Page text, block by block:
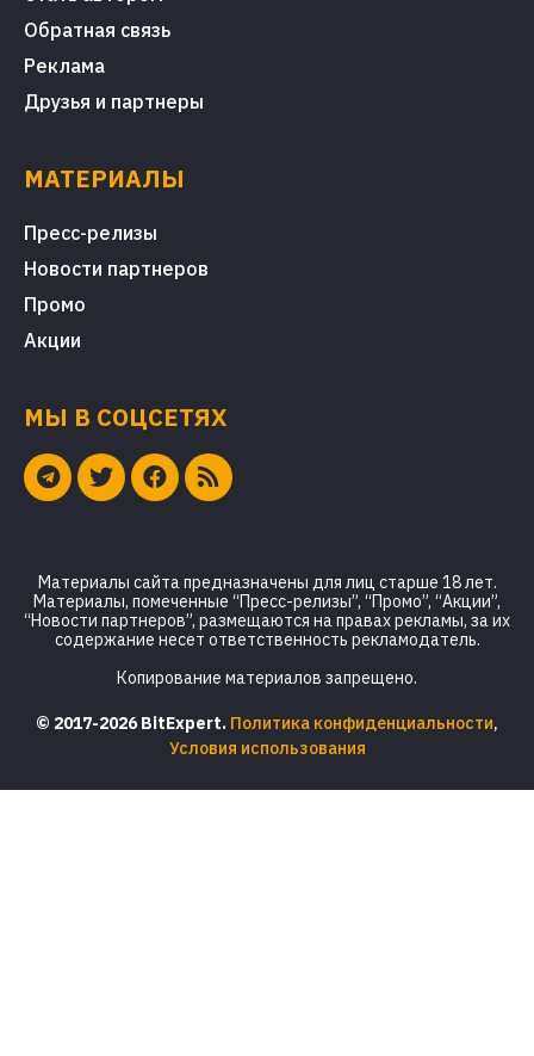
Обратная связь
Реклама
Друзья и партнеры
МАТЕРИАЛЫ
Пресс-релизы
Новости партнеров
Промо
Акции
МЫ В СОЦСЕТЯХ
Материалы сайта предназначены для лиц старше 18 лет.
Материалы, помеченные “Пресс-релизы”, “Промо”, “Акции”,
“Новости партнеров”, размещаются на правах рекламы, за их
содержание несет ответственность рекламодатель.
Копирование материалов запрещено.
© 2017-2026 BitExpert. Политика конфиденциальности,
Условия использования